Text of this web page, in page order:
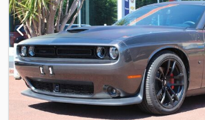
эффективность:
, цвет: чёрный,
выпуска:2024, Оборудование:ABS,
гидроусилитель руля, кондиционер,
навигационная система, парктроники,
подушка безопасности, полный привод,
устройство, противотуманные фары,
грузовика, система иммобилайзера,
центральный замок, электронная